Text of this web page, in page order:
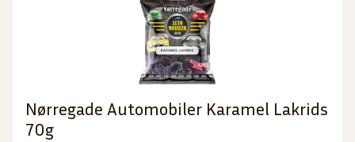
Nørregade Automobiler Karamel Lakrids
70g